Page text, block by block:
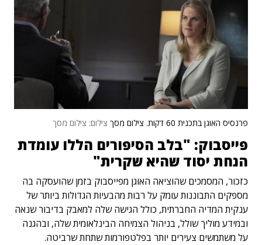
פרנסיס האוגן בתכנית 60 דקות. צילום מסך צילום: צילום מסך
פייסבוק: "בלב הסיפורים הללו עומדת
הנחת יסוד שהיא שקרית"
כזכור, המסמכים שהוציאה האוגן מפייסבוק בזמן שהועסקה בה
מספקים התבוננות עומק על רבות מהבעיות הגדולות ביותר של
ענקית המדיה החברתית, כולל הגישה שלה למאבק בדיבור שנאה
ובמידע מוליך שולל, בניהול הצמיחה הבינלאומית שלה, ובהגנה
על משתמשים צעירים יותר בפלטפורמות שתחת שרביטה.